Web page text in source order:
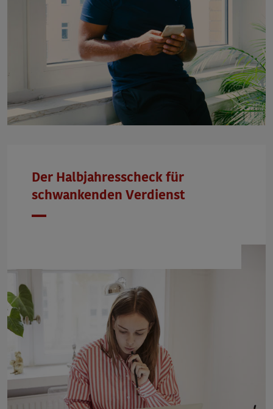
Der Halbjahresscheck für
schwankenden Verdienst